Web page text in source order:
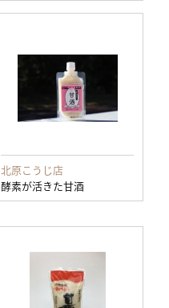
北原こうじ店
酵素が活きた甘酒